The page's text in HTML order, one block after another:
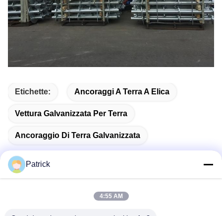
Etichette: Ancoraggi A Terra A Elica
Vettura Galvanizzata Per Terra
Ancoraggio Di Terra Galvanizzata
Patrick
4:55 AM